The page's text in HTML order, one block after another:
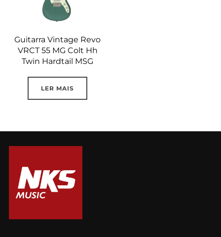
Guitarra Vintage Revo
VRCT 55 MG Colt Hh
Twin Hardtail MSG
LER MAIS